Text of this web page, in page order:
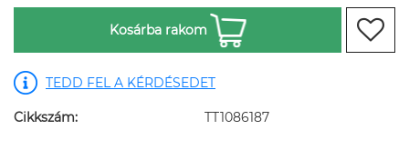
Kosárba rakom
TEDD FEL A KÉRDÉSEDET
Cikkszám: TT1086187